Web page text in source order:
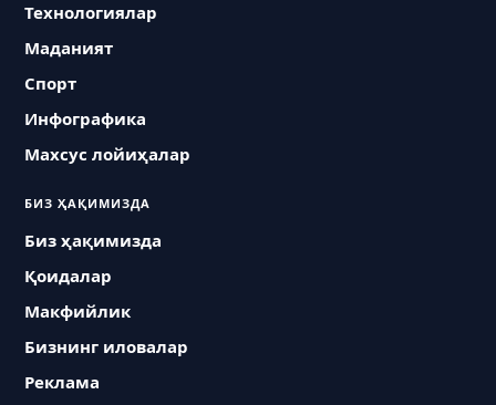
Технологиялар
Маданият
Спорт
Инфографика
Махсус лойиҳалар
БИЗ ҲАҚИМИЗДА
Биз ҳақимизда
Қоидалар
Макфийлик
Бизнинг иловалар
Реклама